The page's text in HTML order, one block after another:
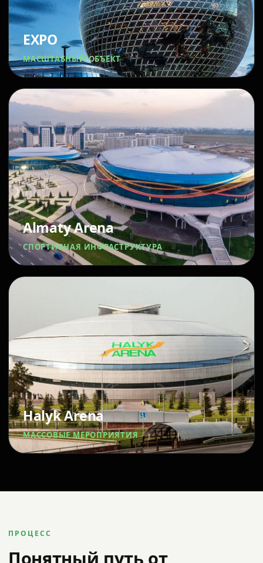
EXPO
МАСШТАБНЫЙ ОБЪЕКТ
Almaty Arena
СПОРТИВНАЯ ИНФРАСТРУКТУРА
Halyk Arena
МАССОВЫЕ МЕРОПРИЯТИЯ
ПРОЦЕСС
Понятный путь от